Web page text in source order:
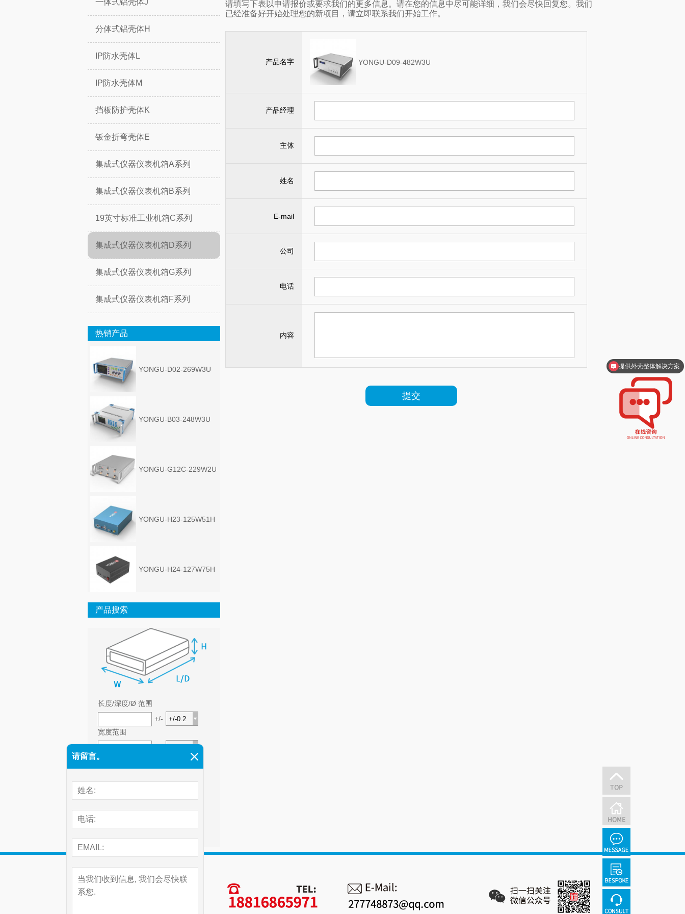
一体式铝壳体J
分体式铝壳体H
IP防水壳体L
IP防水壳体M
挡板防护壳体K
钣金折弯壳体E
集成式仪器仪表机箱A系列
集成式仪器仪表机箱B系列
19英寸标准工业机箱C系列
集成式仪器仪表机箱D系列
集成式仪器仪表机箱G系列
集成式仪器仪表机箱F系列
热销产品
YONGU-D02-269W3U
YONGU-B03-248W3U
YONGU-G12C-229W2U
YONGU-H23-125W51H
YONGU-H24-127W75H
产品搜索
长度/深度/Ø 范围
+/-
宽度范围
+/-
高度范围
请填写下表以申请报价或要求我们的更多信息。请在您的信息中尽可能详细，我们会尽快回复您。我们
已经准备好开始处理您的新项目，请立即联系我们开始工作。
产品名字 YONGU-D09-482W3U
产品经理
主体
姓名
E-mail
公司
电话
内容
提交
请留言。
提供外壳整体解决方案